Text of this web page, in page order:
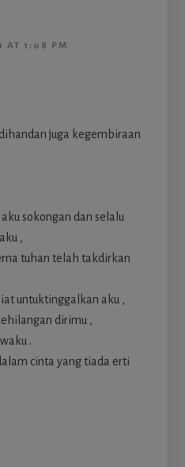
AT 1:08 PM
juga kegembiraan
sokongan dan selalu
,
tuhan telah takdirkan
untuktinggalkan aku ,
dirimu ,
.
cinta yang tiada erti